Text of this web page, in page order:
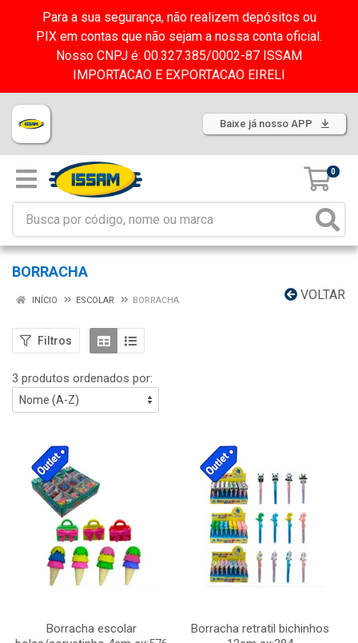
Para a sua segurança, não realizem depósitos ou
PIX em contas que não sejam a nossa conta oficial.
Nosso CNPJ é: 00.327.385/0002-87 ISSAM
IMPORTACAO E EXPORTACAO EIRELI
Baixe já nosso APP
0
BORRACHA
VOLTAR
INÍCIO ESCOLAR BORRACHA
Filtros
3 produtos ordenados por:
Borracha escolar
Borracha retratil bichinhos